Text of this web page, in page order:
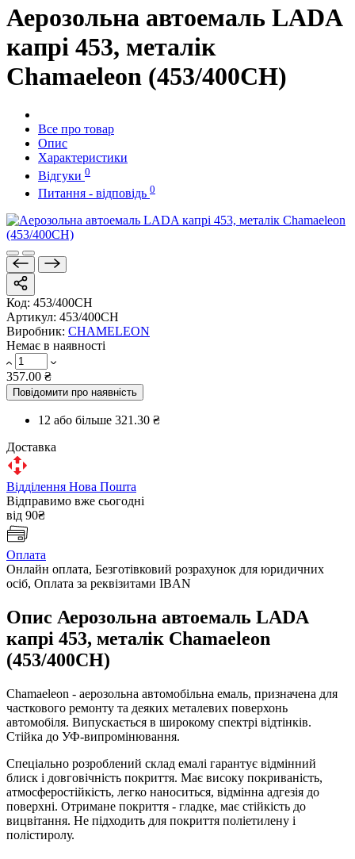
Аерозольна автоемаль LADA
капрі 453, металік
Chamaeleon (453/400CH)
Все про товар
Опис
Характеристики
Відгуки 0
Питання - відповідь 0
Код: 453/400CH
Артикул: 453/400CH
Виробник: CHAMELEON
Немає в наявності
357.00 ₴
Повідомити про наявність
12 або більше 321.30 ₴
Доставка
Відділення Нова Пошта
Відправимо вже сьогодні
від 90₴
Оплата
Онлайн оплата, Безготівковий розрахунок для юридичних
осіб, Оплата за реквізитами IBAN
Опис Аерозольна автоемаль LADA
капрі 453, металік Chamaeleon
(453/400CH)
Chamaeleon - аерозольна автомобільна емаль, призначена для
часткового ремонту та деяких металевих поверхонь
автомобіля. Випускається в широкому спектрі відтінків.
Стійка до УФ-випромінювання.
Спеціально розроблений склад емалі гарантує відмінний
блиск і довговічність покриття. Має високу покриваність,
атмосферостійкість, легко наноситься, відмінна адгезія до
поверхні. Отримане покриття - гладке, має стійкість до
вицвітання. Не підходить для покриття поліетилену і
полістиролу.